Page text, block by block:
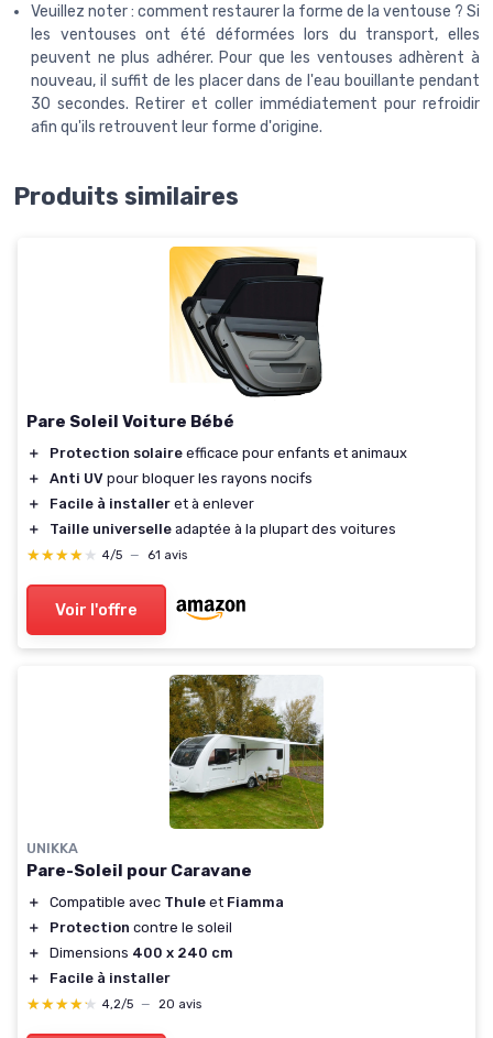
Veuillez noter : comment restaurer la forme de la ventouse ? Si
les ventouses ont été déformées lors du transport, elles
peuvent ne plus adhérer. Pour que les ventouses adhèrent à
nouveau, il suffit de les placer dans de l'eau bouillante pendant
30 secondes. Retirer et coller immédiatement pour refroidir
afin qu'ils retrouvent leur forme d'origine.
Produits similaires
Pare Soleil Voiture Bébé
＋ Protection solaire efficace pour enfants et animaux
＋
Anti UV pour bloquer les rayons nocifs
＋
Facile à installer et à enlever
＋
Taille universelle adaptée à la plupart des voitures
★★★★★
★★★★★ 4/5 — 61 avis
Voir l'offre
UNIKKA
Pare-Soleil pour Caravane
＋ Compatible avec Thule et Fiamma
＋
Protection contre le soleil
＋
Dimensions 400 x 240 cm
＋
Facile à installer
★★★★★
★★★★★ 4,2/5 — 20 avis